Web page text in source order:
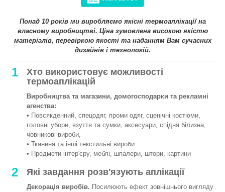
Понад 10 років ми виробляємо якісні термоаплікації на
власному виробництві. Ціна зумовлена високою якістю
матеріалів, перевіркою якості та наданням Вам сучасних
дизайнів і технологій.
1
Хто використовує можливості
термоаплікацій
Виробництва та магазини, домогосподарки та рекламні
агенства:
• Повсякденний, спецодяг, проми одяг, сценічні костюми,
головні убори, взуття та сумки, аксесуари, спідня білизна,
човникові вироби,
• Тканина та інші текстильні вироби
• Предмети інтер'єру, меблі, шпалери, штори, картини
2 Які завдання розв'язують аплікації
Декорація виробів. Посилюють ефект зовнішнього вигляду